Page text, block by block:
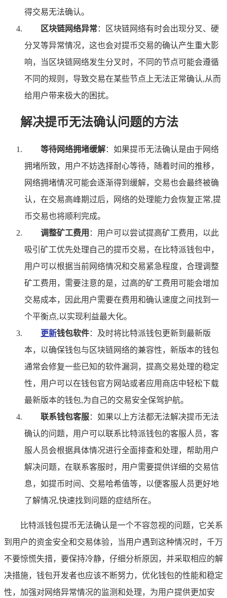
得交易无法确认。
区块链网络异常：区块链网络有时会出现分叉、硬
分叉等异常情况，这也会对提币交易的确认产生重大影
响，当区块链网络发生分叉时，不同的节点可能会遵循
不同的规则，导致交易在某些节点上无法正常确认,从而
给用户带来极大的困扰。
解决提币无法确认问题的方法
等待网络拥堵缓解：如果提币无法确认是由于网络
拥堵所致，用户不妨选择耐心等待，随着时间的推移，
网络拥堵情况可能会逐渐得到缓解，交易也会最终被确
认，在交易高峰期过后，网络的处理能力会恢复正常,提
币交易也将顺利完成。
调整矿工费用 ：用户可以尝试提高矿工费用，以此
吸引矿工优先处理自己的提币交易，在比特派钱包中，
用户可以根据当前网络情况和交易紧急程度，合理调整
矿工费用，需要注意的是，过高的矿工费用可能会增加
交易成本，因此用户需要在费用和确认速度之间找到一
个平衡点,以实现利益最大化。
更新钱包软件：及时将比特派钱包更新到最新版
本，以确保钱包与区块链网络的兼容性，新版本的钱包
通常会修复一些已知的软件漏洞，提高交易处理的稳定
性，用户可以在钱包官方网站或者应用商店中轻松下载
最新版本的钱包,为自己的交易安全保驾护航。
联系钱包客服：如果以上方法都无法解决提币无法
确认的问题，用户可以联系比特派钱包的客服人员，客
服人员会根据具体情况进行全面排查和处理，帮助用户
解决问题，在联系客服时，用户需要提供详细的交易信
息，如提币时间、交易哈希值等，以便客服人员更好地
了解情况,快速找到问题的症结所在。
比特派钱包提币无法确认是一个不容忽视的问题，它关系
到用户的资金安全和交易体验，当用户遇到这种情况时，千万
不要惊慌失措，要保持冷静，仔细分析原因，并采取相应的解
决措施，钱包开发者也应该不断努力，优化钱包的性能和稳定
性，加强对网络异常情况的监测和处理，为用户提供更加安